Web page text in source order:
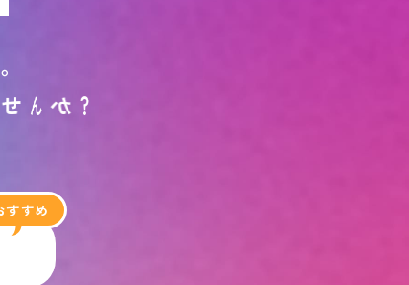
。
せ ん か ？